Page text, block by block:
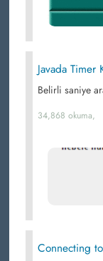
Javada Timer
Belirli saniye
34,868 okuma,
Connecting